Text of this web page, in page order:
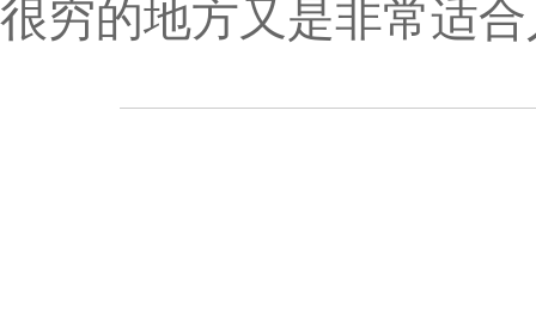
很穷的地方又是非常适